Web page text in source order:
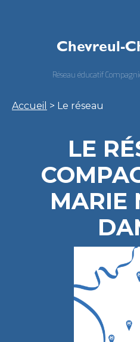
Chevreul-
Réseau éducatif
Accueil > Le réseau
LE
MARIE